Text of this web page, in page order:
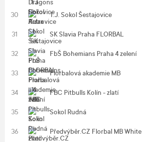
30 T.J. Sokol Šestajovice
31 SK Slavia Praha FLORBAL
32 FbŠ Bohemians Praha 4 zelení
33 Florbalová akademie MB
34 FBC Pitbulls Kolín - zlatí
35 Sokol Rudná
36 Předvýběr.CZ Florbal MB White